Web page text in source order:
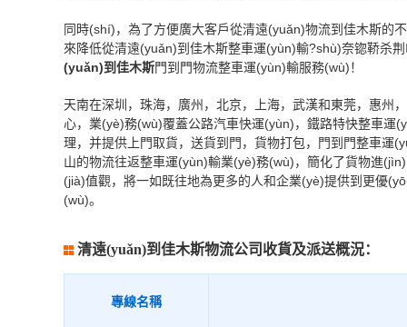
同時(shí)，為了方便廣大客戶從清遠(yuǎn)物流到佳木斯的
來降低從清遠(yuǎn)到佳木斯整車運(yùn)輸?shù)奈锪鞒杀
(yuǎn)到佳木斯門到門物流整車運(yùn)輸服務(wù)！
天南在深圳，珠海，廣州，北京，上海，武漢和東莞，惠
心，業(yè)務(wù)覆蓋公路汽車快運(yùn)，鐵路特快整車
理，并提供上門取貨，送貨到門，貨物打包，門到門整車
山的物流往返整車運(yùn)輸業(yè)務(wù)，簡化了貨物進
(jià)值觀，將一如既往地為更多的人和企業(yè)提供到更優
(wù)。
清遠(yuǎn)到佳木斯物流公司收貨及派送概況：
專線名稱